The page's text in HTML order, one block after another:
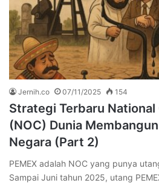
Jernih.co 07/11/2025 154
Strategi Terbaru National
(NOC) Dunia
Negara (Part 2)
PEMEX adalah NOC yang punya
Sampai Juni tahun 2025, utang